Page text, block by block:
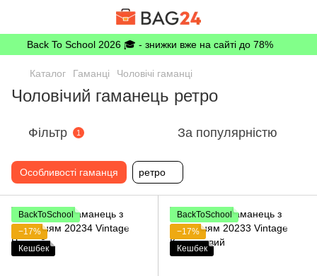
Back To School 2026 🎓 - знижки вже на сайті до 78%
Каталог Гаманці Чоловічі гаманці
Чоловічий гаманець ретро
Фільтр 1 За популярністю
Особливості гаманця ретро
BackToSchool
−17%
Кешбек
BackToSchool
−17%
Кешбек